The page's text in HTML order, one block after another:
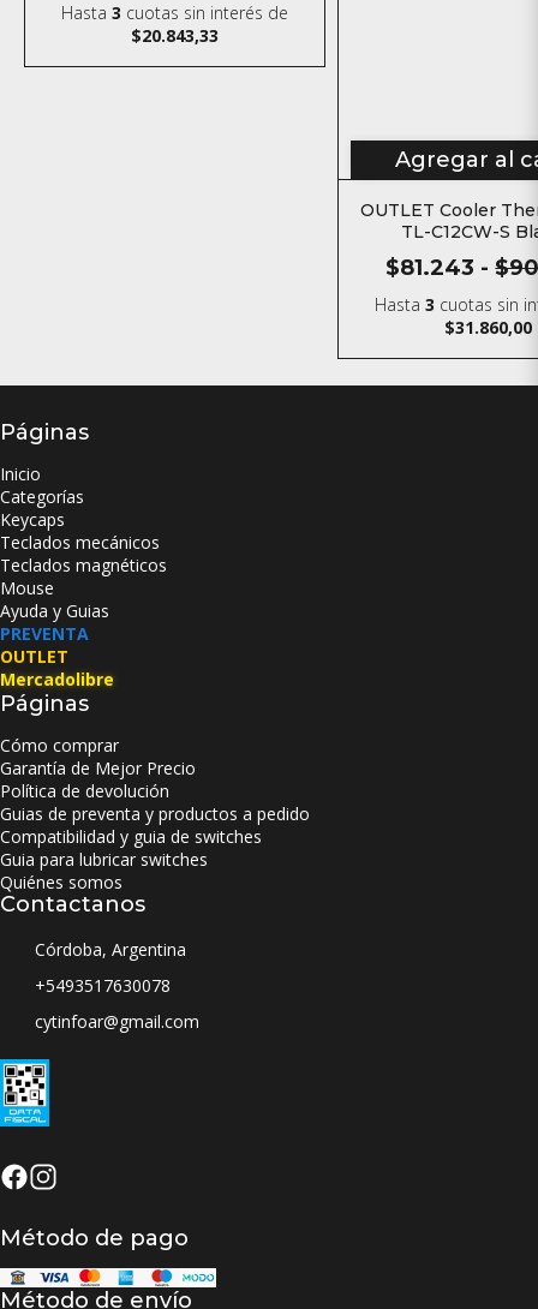
Hasta3 cuotas sin interés de
$20.843,33
Agregar al
OUTLET Cooler
TL-C12CW-S
$81.243 -
Hasta3 cuotas sin
$31.860,00
Páginas
Inicio
Categorías
Keycaps
Teclados mecánicos
Teclados magnéticos
Mouse
Ayuda y Guias
PREVENTA
OUTLET
Mercadolibre
Páginas
Cómo comprar
Garantía de Mejor Precio
Política de devolución
Guias de preventa y productos a pedido
Compatibilidad y guia de switches
Guia para lubricar switches
Quiénes somos
Contactanos
Córdoba, Argentina
+5493517630078
cytinfoar@gmail.com
Método de pago
Método de envío